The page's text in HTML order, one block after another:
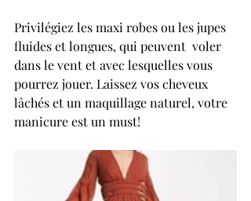
Privilégiez les maxi robes ou les jupes
fluides et longues, qui peuvent  voler
dans le vent et avec lesquelles vous
pourrez jouer. Laissez vos cheveux
lâchés et un maquillage naturel, votre
manicure est un must!